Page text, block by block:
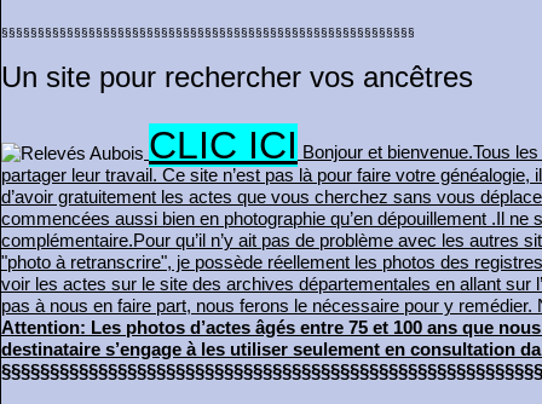
§§§§§§§§§§§§§§§§§§§§§§§§§§§§§§§§§§§§§§§§§§§§§§§§§§§§§§§§§
Un site pour rechercher vos ancêtres
CLIC ICI Bonjour et bienvenue.Tous
partager leur travail. Ce site n’est pas là pour faire votre
d’avoir gratuitement les actes que vous cherchez sans vous
commencées aussi bien en photographie qu’en dépouillement .Il ne
complémentaire.Pour qu’il n’y ait pas de problème avec les autres
"photo à retranscrire", je possède réellement les photos des
voir les actes sur le site des archives départementales en allant sur
pas à nous en faire part, nous ferons le nécessaire pour y remédier.
Attention: Les photos d’actes âgés entre 75 et 100 ans que
destinataire s’engage à les utiliser seulement en consultation
§§§§§§§§§§§§§§§§§§§§§§§§§§§§§§§§§§§§§§§§§§§§§§§§